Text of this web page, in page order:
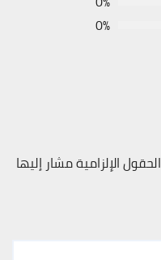
0%
الحقول الإلزامية مشار إليها